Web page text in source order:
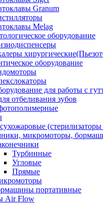
Granum
Melag
оборудование
оборудование
для работы с
отбеливания зубов
микромоторы,
Турбинные
Угловые
Прямые
портативные
Air Flow